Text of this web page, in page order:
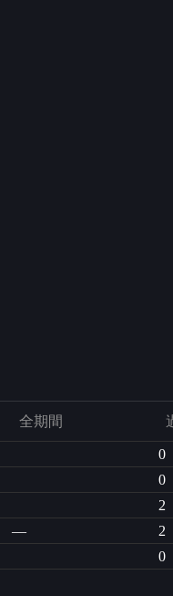
全期間
0
0
2
— 2
0